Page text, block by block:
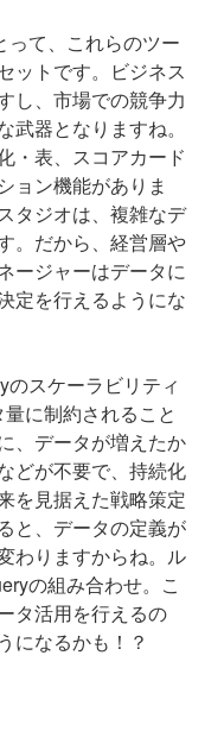
って、これらのツー
ットです。ビジネス
し、市場での競争力
器となりますね。
・表、スコアカード
ョン機能がありま
タジオは、複雑なデ
。だから、経営層や
ージャーはデータに
定を行えるようにな
スケーラビリティ
に制約されること
、データが増えたか
どが不要で、持続化
を見据えた戦略策定
と、データの定義が
わりますからね。ル
の組み合わせ。こ
タ活用を行えるの
になるかも！？